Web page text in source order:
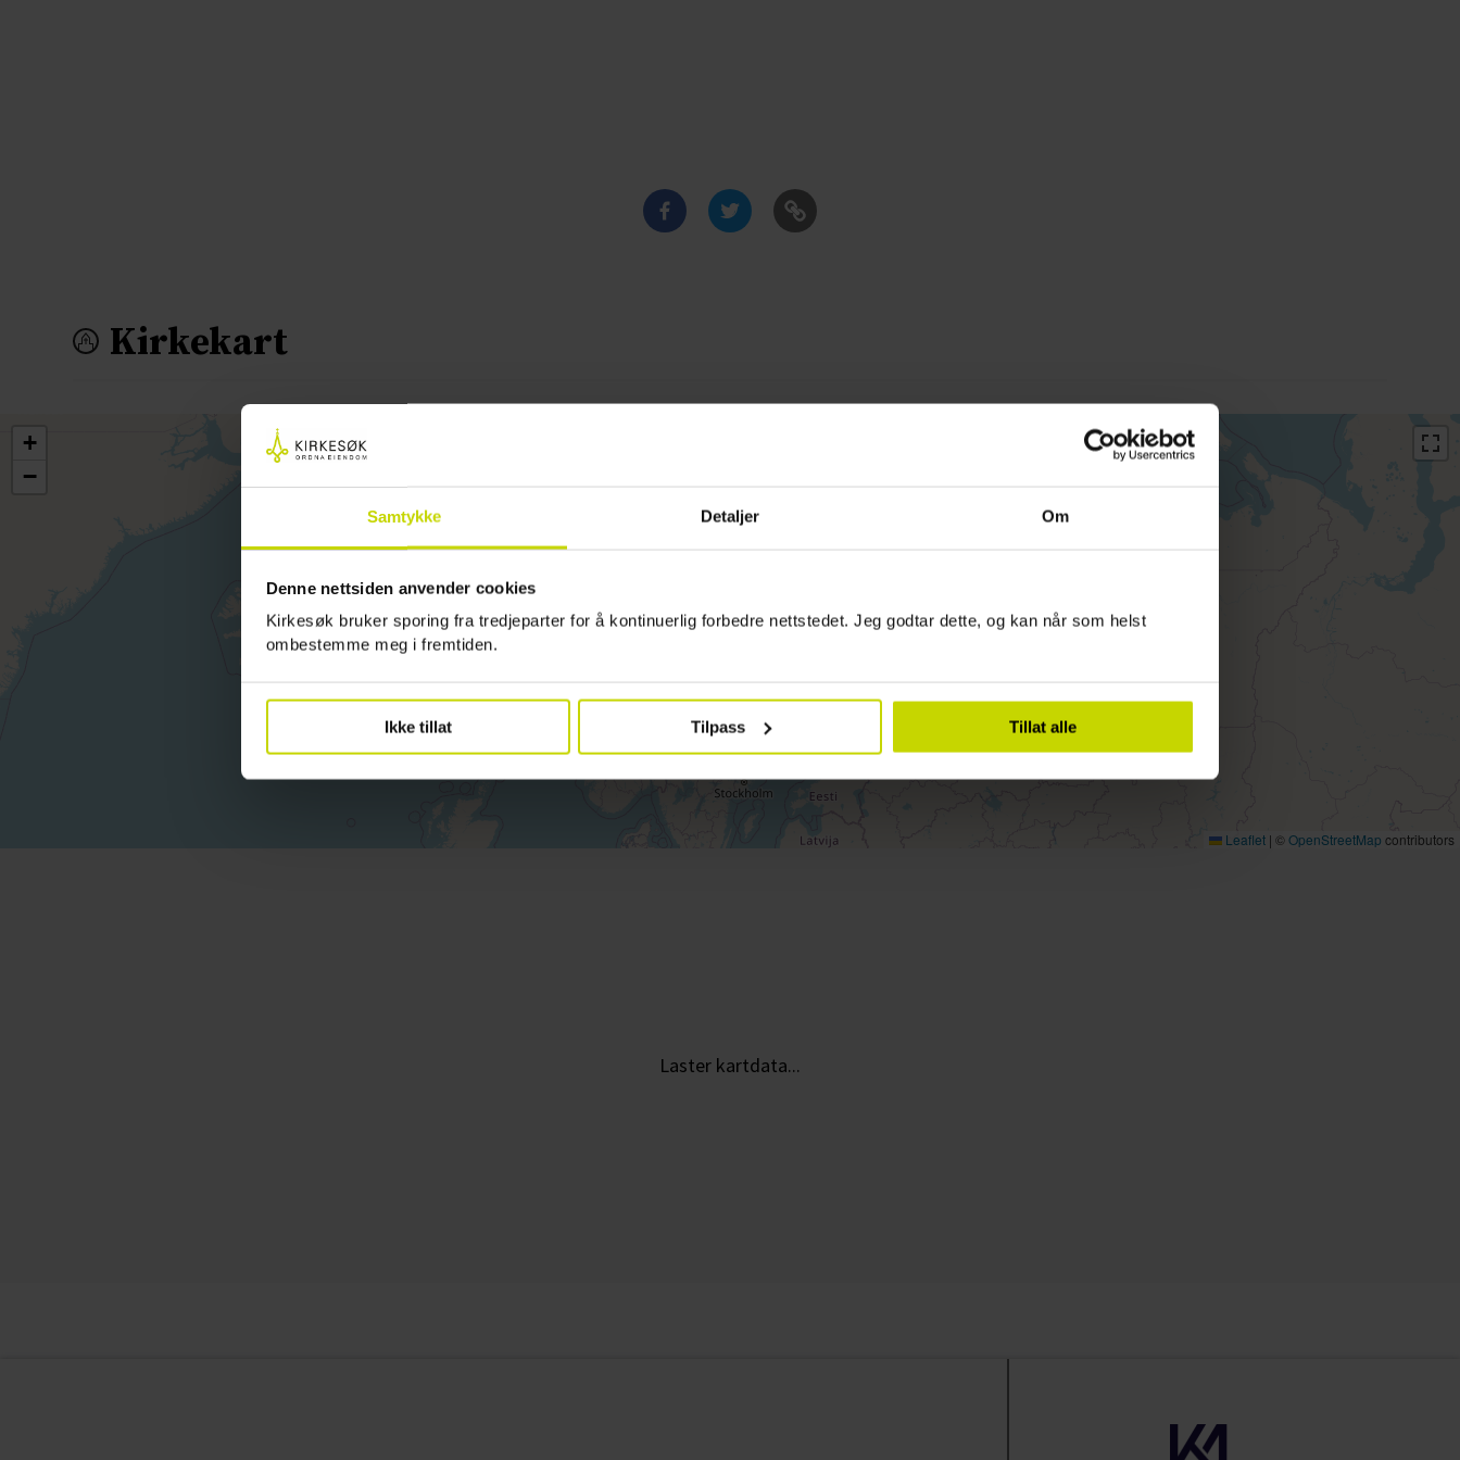
Samtykke Detaljer Om
Denne nettsiden anvender cookies
Kirkesøk bruker sporing fra tredjeparter for å kontinuerlig forbedre nettstedet. Jeg godtar dette, og kan når som helst
ombestemme meg i fremtiden.
Ikke tillat Tilpass Tillat alle
Kirkekart
+
−
Leaflet | ©OpenStreetMap contributors
Laster kartdata...